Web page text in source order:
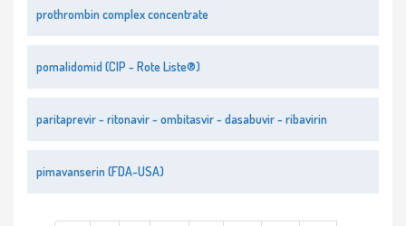
prothrombin complex concentrate
pomalidomid (CIP - Rote Liste®)
paritaprevir - ritonavir - ombitasvir - dasabuvir - ribavirin
pimavanserin (FDA-USA)